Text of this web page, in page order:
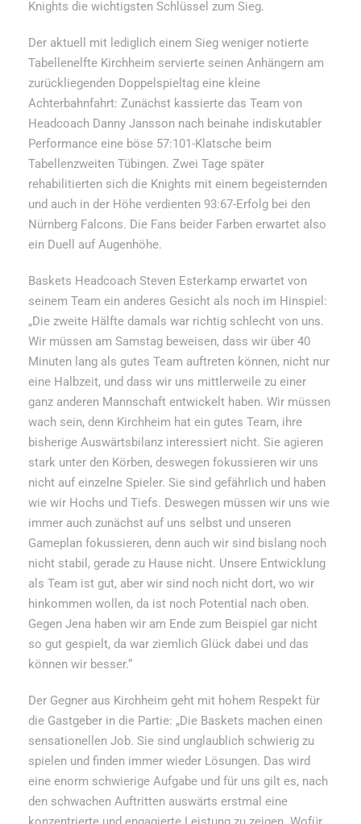
Knights die wichtigsten Schlüssel zum Sieg.
Der aktuell mit lediglich einem Sieg weniger notierte
Tabellenelfte Kirchheim servierte seinen Anhängern am
zurückliegenden Doppelspieltag eine kleine
Achterbahnfahrt: Zunächst kassierte das Team von
Headcoach Danny Jansson nach beinahe indiskutabler
Performance eine böse 57:101-Klatsche beim
Tabellenzweiten Tübingen. Zwei Tage später
rehabilitierten sich die Knights mit einem begeisternden
und auch in der Höhe verdienten 93:67-Erfolg bei den
Nürnberg Falcons. Die Fans beider Farben erwartet also
ein Duell auf Augenhöhe.
Baskets Headcoach Steven Esterkamp erwartet von
seinem Team ein anderes Gesicht als noch im Hinspiel:
„Die zweite Hälfte damals war richtig schlecht von uns.
Wir müssen am Samstag beweisen, dass wir über 40
Minuten lang als gutes Team auftreten können, nicht nur
eine Halbzeit, und dass wir uns mittlerweile zu einer
ganz anderen Mannschaft entwickelt haben. Wir müssen
wach sein, denn Kirchheim hat ein gutes Team, ihre
bisherige Auswärtsbilanz interessiert nicht. Sie agieren
stark unter den Körben, deswegen fokussieren wir uns
nicht auf einzelne Spieler. Sie sind gefährlich und haben
wie wir Hochs und Tiefs. Deswegen müssen wir uns wie
immer auch zunächst auf uns selbst und unseren
Gameplan fokussieren, denn auch wir sind bislang noch
nicht stabil, gerade zu Hause nicht. Unsere Entwicklung
als Team ist gut, aber wir sind noch nicht dort, wo wir
hinkommen wollen, da ist noch Potential nach oben.
Gegen Jena haben wir am Ende zum Beispiel gar nicht
so gut gespielt, da war ziemlich Glück dabei und das
können wir besser.“
Der Gegner aus Kirchheim geht mit hohem Respekt für
die Gastgeber in die Partie: „Die Baskets machen einen
sensationellen Job. Sie sind unglaublich schwierig zu
spielen und finden immer wieder Lösungen. Das wird
eine enorm schwierige Aufgabe und für uns gilt es, nach
den schwachen Auftritten auswärts erstmal eine